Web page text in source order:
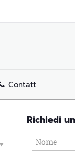
Contatti
Richiedi